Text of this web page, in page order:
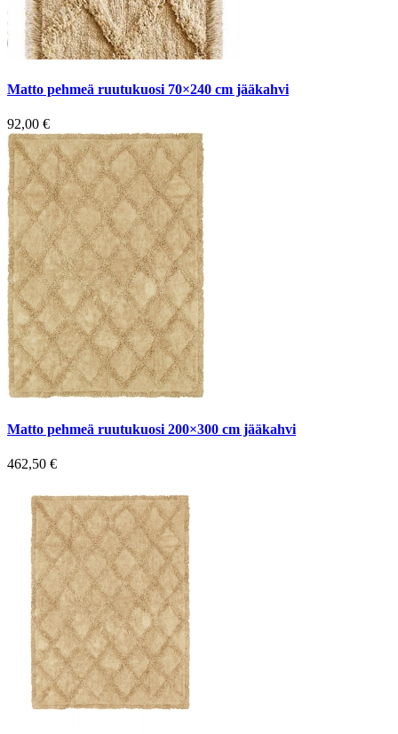
Matto pehmeä ruutukuosi 70×240 cm jääkahvi
92,00 €
Matto pehmeä ruutukuosi 200×300 cm jääkahvi
462,50 €